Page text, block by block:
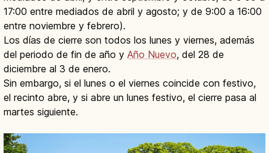
17:00 entre mediados de abril y agosto; y de 9:00 a 16:00
entre noviembre y febrero).
Los días de cierre son todos los lunes y viernes, además
del periodo de fin de año y Año Nuevo, del 28 de
diciembre al 3 de enero.
Sin embargo, si el lunes o el viernes coincide con festivo,
el recinto abre, y si abre un lunes festivo, el cierre pasa al
martes siguiente.